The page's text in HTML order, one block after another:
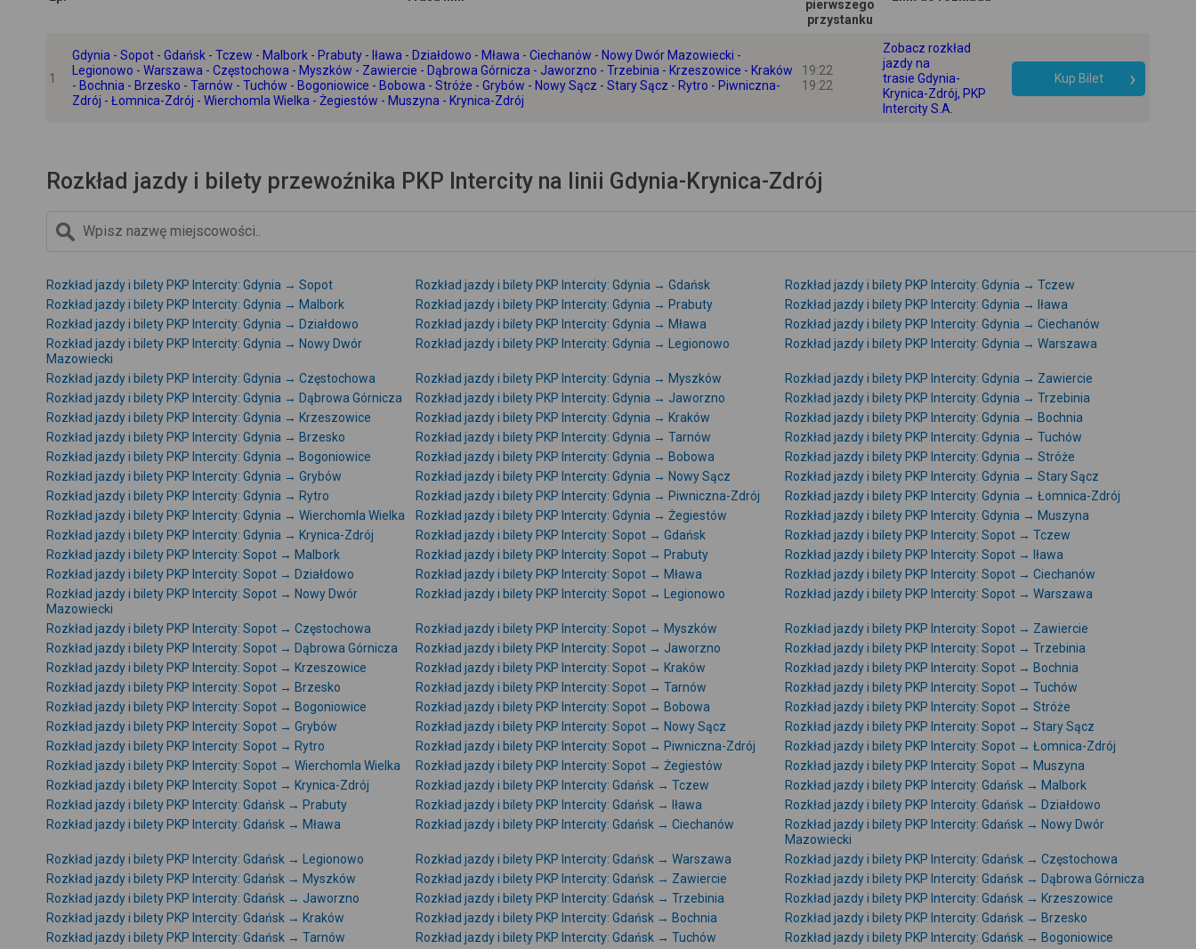
pierwszego
przystanku
1
Gdynia - Sopot - Gdańsk - Tczew - Malbork - Prabuty - Iława - Działdowo - Mława - Ciechanów - Nowy Dwór Mazowiecki -
Legionowo - Warszawa - Częstochowa - Myszków - Zawiercie - Dąbrowa Górnicza - Jaworzno - Trzebinia - Krzeszowice - Kraków
- Bochnia - Brzesko - Tarnów - Tuchów - Bogoniowice - Bobowa - Stróże - Grybów - Nowy Sącz - Stary Sącz - Rytro - Piwniczna-
Zdrój - Łomnica-Zdrój - Wierchomla Wielka - Żegiestów - Muszyna - Krynica-Zdrój
19:22
19:22
Zobacz rozkład
jazdy na
trasie Gdynia-
Krynica-Zdrój, PKP
Intercity S.A.
Kup Bilet
Rozkład jazdy i bilety przewoźnika PKP Intercity na linii Gdynia-Krynica-Zdrój
Rozkład jazdy i bilety PKP Intercity: Gdynia → Sopot Rozkład jazdy i bilety PKP Intercity: Gdynia → Gdańsk
Rozkład jazdy i bilety PKP Intercity: Gdynia → Tczew
Rozkład jazdy i bilety PKP Intercity: Gdynia → Malbork
Rozkład jazdy i bilety PKP Intercity: Gdynia → Prabuty
Rozkład jazdy i bilety PKP Intercity: Gdynia → Iława
Rozkład jazdy i bilety PKP Intercity: Gdynia → Działdowo
Rozkład jazdy i bilety PKP Intercity: Gdynia → Mława
Rozkład jazdy i bilety PKP Intercity: Gdynia → Ciechanów
Rozkład jazdy i bilety PKP Intercity: Gdynia → Nowy Dwór
Mazowiecki
Rozkład jazdy i bilety PKP Intercity: Gdynia → Legionowo Rozkład jazdy i bilety PKP Intercity: Gdynia → Warszawa
Rozkład jazdy i bilety PKP Intercity: Gdynia → Częstochowa Rozkład jazdy i bilety PKP Intercity: Gdynia → Myszków
Rozkład jazdy i bilety PKP Intercity: Gdynia → Zawiercie
Rozkład jazdy i bilety PKP Intercity: Gdynia → Dąbrowa Górnicza
Rozkład jazdy i bilety PKP Intercity: Gdynia → Jaworzno
Rozkład jazdy i bilety PKP Intercity: Gdynia → Trzebinia
Rozkład jazdy i bilety PKP Intercity: Gdynia → Krzeszowice
Rozkład jazdy i bilety PKP Intercity: Gdynia → Kraków
Rozkład jazdy i bilety PKP Intercity: Gdynia → Bochnia
Rozkład jazdy i bilety PKP Intercity: Gdynia → Brzesko
Rozkład jazdy i bilety PKP Intercity: Gdynia → Tarnów
Rozkład jazdy i bilety PKP Intercity: Gdynia → Tuchów
Rozkład jazdy i bilety PKP Intercity: Gdynia → Bogoniowice
Rozkład jazdy i bilety PKP Intercity: Gdynia → Bobowa
Rozkład jazdy i bilety PKP Intercity: Gdynia → Stróże
Rozkład jazdy i bilety PKP Intercity: Gdynia → Grybów
Rozkład jazdy i bilety PKP Intercity: Gdynia → Nowy Sącz
Rozkład jazdy i bilety PKP Intercity: Gdynia → Stary Sącz
Rozkład jazdy i bilety PKP Intercity: Gdynia → Rytro
Rozkład jazdy i bilety PKP Intercity: Gdynia → Piwniczna-Zdrój
Rozkład jazdy i bilety PKP Intercity: Gdynia → Łomnica-Zdrój
Rozkład jazdy i bilety PKP Intercity: Gdynia → Wierchomla Wielka
Rozkład jazdy i bilety PKP Intercity: Gdynia → Żegiestów
Rozkład jazdy i bilety PKP Intercity: Gdynia → Muszyna
Rozkład jazdy i bilety PKP Intercity: Gdynia → Krynica-Zdrój
Rozkład jazdy i bilety PKP Intercity: Sopot → Gdańsk
Rozkład jazdy i bilety PKP Intercity: Sopot → Tczew
Rozkład jazdy i bilety PKP Intercity: Sopot → Malbork
Rozkład jazdy i bilety PKP Intercity: Sopot → Prabuty
Rozkład jazdy i bilety PKP Intercity: Sopot → Iława
Rozkład jazdy i bilety PKP Intercity: Sopot → Działdowo
Rozkład jazdy i bilety PKP Intercity: Sopot → Mława
Rozkład jazdy i bilety PKP Intercity: Sopot → Ciechanów
Rozkład jazdy i bilety PKP Intercity: Sopot → Nowy Dwór
Mazowiecki
Rozkład jazdy i bilety PKP Intercity: Sopot → Legionowo Rozkład jazdy i bilety PKP Intercity: Sopot → Warszawa
Rozkład jazdy i bilety PKP Intercity: Sopot → Częstochowa Rozkład jazdy i bilety PKP Intercity: Sopot → Myszków
Rozkład jazdy i bilety PKP Intercity: Sopot → Zawiercie
Rozkład jazdy i bilety PKP Intercity: Sopot → Dąbrowa Górnicza
Rozkład jazdy i bilety PKP Intercity: Sopot → Jaworzno
Rozkład jazdy i bilety PKP Intercity: Sopot → Trzebinia
Rozkład jazdy i bilety PKP Intercity: Sopot → Krzeszowice
Rozkład jazdy i bilety PKP Intercity: Sopot → Kraków
Rozkład jazdy i bilety PKP Intercity: Sopot → Bochnia
Rozkład jazdy i bilety PKP Intercity: Sopot → Brzesko
Rozkład jazdy i bilety PKP Intercity: Sopot → Tarnów
Rozkład jazdy i bilety PKP Intercity: Sopot → Tuchów
Rozkład jazdy i bilety PKP Intercity: Sopot → Bogoniowice
Rozkład jazdy i bilety PKP Intercity: Sopot → Bobowa
Rozkład jazdy i bilety PKP Intercity: Sopot → Stróże
Rozkład jazdy i bilety PKP Intercity: Sopot → Grybów
Rozkład jazdy i bilety PKP Intercity: Sopot → Nowy Sącz
Rozkład jazdy i bilety PKP Intercity: Sopot → Stary Sącz
Rozkład jazdy i bilety PKP Intercity: Sopot → Rytro
Rozkład jazdy i bilety PKP Intercity: Sopot → Piwniczna-Zdrój
Rozkład jazdy i bilety PKP Intercity: Sopot → Łomnica-Zdrój
Rozkład jazdy i bilety PKP Intercity: Sopot → Wierchomla Wielka
Rozkład jazdy i bilety PKP Intercity: Sopot → Żegiestów
Rozkład jazdy i bilety PKP Intercity: Sopot → Muszyna
Rozkład jazdy i bilety PKP Intercity: Sopot → Krynica-Zdrój
Rozkład jazdy i bilety PKP Intercity: Gdańsk → Tczew
Rozkład jazdy i bilety PKP Intercity: Gdańsk → Malbork
Rozkład jazdy i bilety PKP Intercity: Gdańsk → Prabuty
Rozkład jazdy i bilety PKP Intercity: Gdańsk → Iława
Rozkład jazdy i bilety PKP Intercity: Gdańsk → Działdowo
Rozkład jazdy i bilety PKP Intercity: Gdańsk → Mława
Rozkład jazdy i bilety PKP Intercity: Gdańsk → Ciechanów
Rozkład jazdy i bilety PKP Intercity: Gdańsk → Nowy Dwór
Mazowiecki
Rozkład jazdy i bilety PKP Intercity: Gdańsk → Legionowo
Rozkład jazdy i bilety PKP Intercity: Gdańsk → Warszawa
Rozkład jazdy i bilety PKP Intercity: Gdańsk → Częstochowa
Rozkład jazdy i bilety PKP Intercity: Gdańsk → Myszków
Rozkład jazdy i bilety PKP Intercity: Gdańsk → Zawiercie
Rozkład jazdy i bilety PKP Intercity: Gdańsk → Dąbrowa Górnicza
Rozkład jazdy i bilety PKP Intercity: Gdańsk → Jaworzno
Rozkład jazdy i bilety PKP Intercity: Gdańsk → Trzebinia
Rozkład jazdy i bilety PKP Intercity: Gdańsk → Krzeszowice
Rozkład jazdy i bilety PKP Intercity: Gdańsk → Kraków
Rozkład jazdy i bilety PKP Intercity: Gdańsk → Bochnia
Rozkład jazdy i bilety PKP Intercity: Gdańsk → Brzesko
Rozkład jazdy i bilety PKP Intercity: Gdańsk → Tarnów
Rozkład jazdy i bilety PKP Intercity: Gdańsk → Tuchów
Rozkład jazdy i bilety PKP Intercity: Gdańsk → Bogoniowice